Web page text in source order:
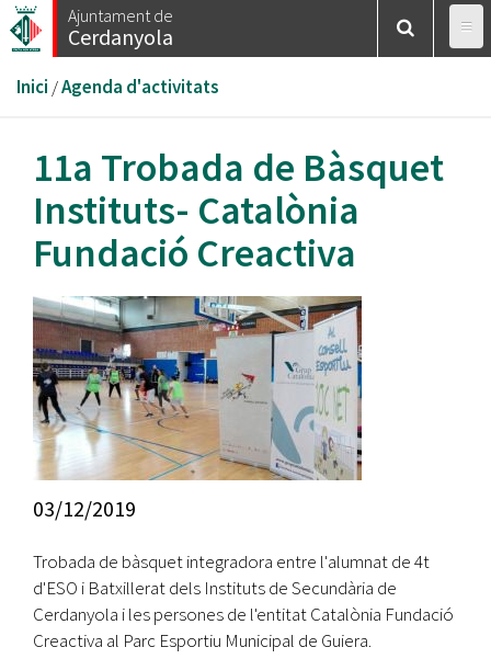
Vés
al
Ajuntament de
Cerdanyola
Esteu
aquí
Inici /Agenda d'activitats
11a Trobada de Bàsquet
Instituts- Catalònia
Fundació Creactiva
03/12/2019
Trobada de bàsquet integradora entre l'alumnat de 4t
d'ESO i Batxillerat dels Instituts de Secundària de
Cerdanyola i les persones de l'entitat Catalònia Fundació
Creactiva al Parc Esportiu Municipal de Guiera.